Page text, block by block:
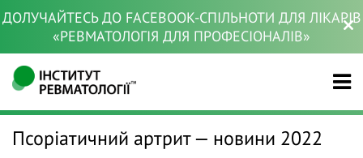
ДОЛУЧАЙТЕСЬ ДО FACEBOOK-СПІЛЬНОТИ ДЛЯ ЛІКАРІВ
«РЕВМАТОЛОГІЯ ДЛЯ ПРОФЕСІОНАЛІВ»
Псоріатичний артрит — новини 2022